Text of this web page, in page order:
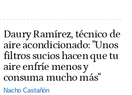
Daury Ramírez, técnico de
aire acondicionado: "Unos
filtros sucios hacen que tu
aire enfríe menos y
consuma mucho más"
Nacho Castañón